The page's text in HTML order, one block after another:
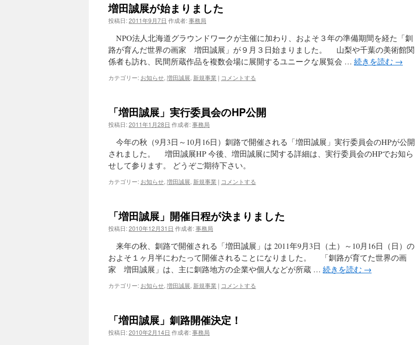
増田誠展が始まりました
投稿日:2011年9月7日 作成者:事務局
NPO法人北海道グラウンドワークが主催に加わり、およそ３年の準備期間を経た「釧
路が育んだ世界の画家 増田誠展」が９月３日始まりました。 山梨や千葉の美術館関
係者も訪れ、民間所蔵作品を複数会場に展開するユニークな展覧会 … 続きを読む →
カテゴリー: お知らせ, 増田誠展, 新規事業 | コメントする
「増田誠展」実行委員会のHP公開
投稿日:2011年1月28日 作成者:事務局
今年の秋（9月3日～10月16日）釧路で開催される「増田誠展」実行委員会のHPが公開
されました。 増田誠展HP 今後、増田誠展に関する詳細は、実行委員会のHPでお知ら
せして参ります。 どうぞご期待下さい。
カテゴリー: お知らせ, 増田誠展, 新規事業 | コメントする
「増田誠展」開催日程が決まりました
投稿日:2010年12月31日 作成者:事務局
来年の秋、釧路で開催される「増田誠展」は 2011年9月3日（土）～10月16日（日）の
およそ１ヶ月半にわたって開催されることになりました。 「釧路が育てた世界の画
家 増田誠展」は、主に釧路地方の企業や個人などが所蔵 … 続きを読む →
カテゴリー: お知らせ, 増田誠展, 新規事業 | コメントする
「増田誠展」釧路開催決定！
投稿日:2010年2月14日 作成者:事務局